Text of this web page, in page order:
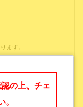
ます。
の上、チェ